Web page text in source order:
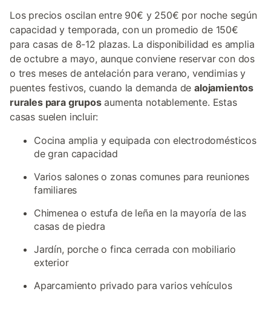
Los precios oscilan entre 90€ y 250€ por noche según
capacidad y temporada, con un promedio de 150€
para casas de 8-12 plazas. La disponibilidad es amplia
de octubre a mayo, aunque conviene reservar con dos
o tres meses de antelación para verano, vendimias y
puentes festivos, cuando la demanda dealojamientos
rurales para gruposaumenta notablemente. Estas
casas suelen incluir:
Cocina amplia y equipada con electrodomésticos
de gran capacidad
Varios salones o zonas comunes para reuniones
familiares
Chimenea o estufa de leña en la mayoría de las
casas de piedra
Jardín, porche o finca cerrada con mobiliario
exterior
Aparcamiento privado para varios vehículos